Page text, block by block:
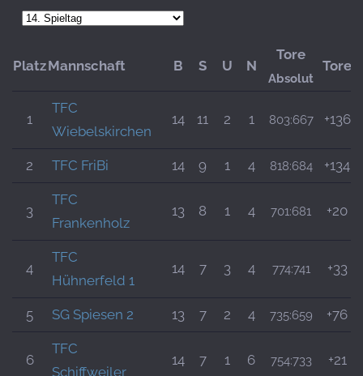
PlatzMannschaft B S U N
Tore
Absolut
Tore
1
TFC
Wiebelskirchen
14 11 2 1 803:667 +136
2 TFC FriBi 14 9 1 4 818:684 +134
3
TFC
Frankenholz
13 8 1 4 701:681 +20
4
TFC
Hühnerfeld 1
14 7 3 4 774:741 +33
5 SG Spiesen 2 13 7 2 4 735:659 +76
6
TFC
Schiffweiler
14 7 1 6 754:733 +21